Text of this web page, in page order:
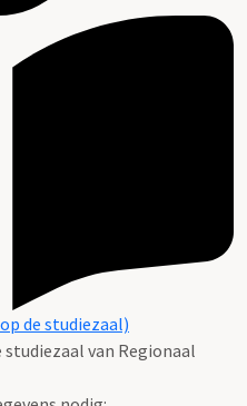
de studiezaal)
van Regionaal